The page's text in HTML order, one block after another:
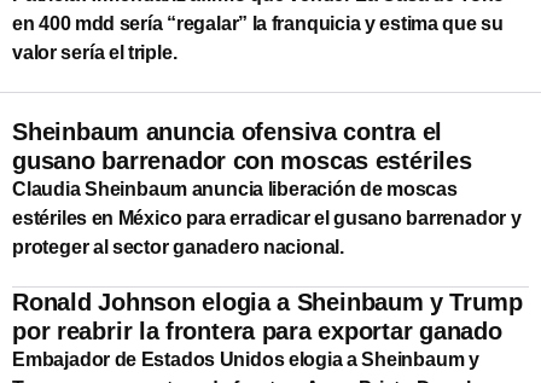
en 400 mdd sería “regalar” la franquicia y estima que su
valor sería el triple.
Sheinbaum anuncia ofensiva contra el
gusano barrenador con moscas estériles
Claudia Sheinbaum anuncia liberación de moscas
estériles en México para erradicar el gusano barrenador y
proteger al sector ganadero nacional.
Ronald Johnson elogia a Sheinbaum y Trump
por reabrir la frontera para exportar ganado
Embajador de Estados Unidos elogia a Sheinbaum y